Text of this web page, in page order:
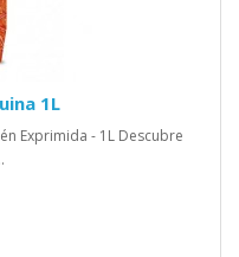
1L
Exprimida - 1L Descubre